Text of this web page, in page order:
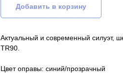
Добавить в корзину
Актуальный и современный силуэт,
TR90.
Цвет оправы: синий/прозрачный